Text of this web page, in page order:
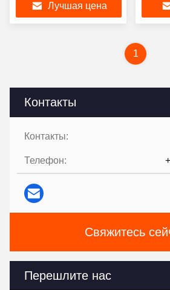
Контакты
Контакты:
Телефон:
Свяжитесь
Перешлите нас
подъемник для
хранения
Лучшая цена
1